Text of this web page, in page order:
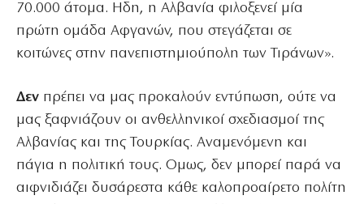
70.000 άτομα. Ηδη, η Αλβανία φιλοξενεί μία
πρώτη ομάδα Αφγανών, που στεγάζεται σε
κοιτώνες στην πανεπιστημιούπολη των Τιράνων».
Δεν πρέπει να μας προκαλούν εντύπωση, ούτε να
μας ξαφνιάζουν οι ανθελληνικοί σχεδιασμοί της
Αλβανίας και της Τουρκίας. Αναμενόμενη και
πάγια η πολιτική τους. Ομως, δεν μπορεί παρά να
αιφνιδιάζει δυσάρεστα κάθε καλοπροαίρετο πολίτη